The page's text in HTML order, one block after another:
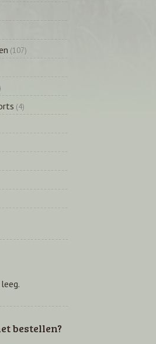
(107)
(4)
bestellen?